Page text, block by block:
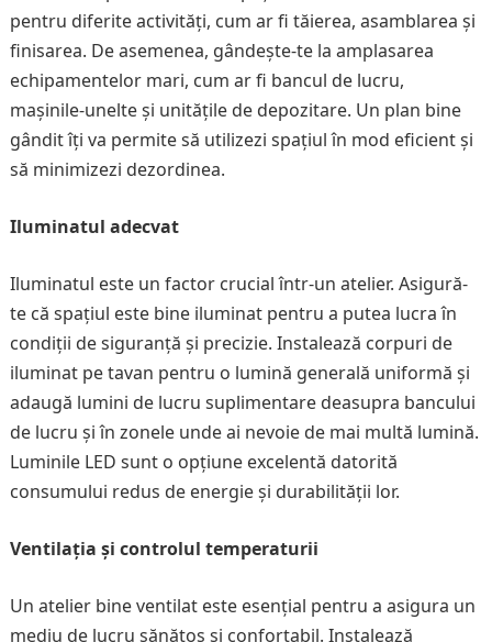
pentru diferite activități, cum ar fi tăierea, asamblarea și
finisarea. De asemenea, gândește-te la amplasarea
echipamentelor mari, cum ar fi bancul de lucru,
mașinile-unelte și unitățile de depozitare. Un plan bine
gândit îți va permite să utilizezi spațiul în mod eficient și
să minimizezi dezordinea.
Iluminatul adecvat
Iluminatul este un factor crucial într-un atelier. Asigură-
te că spațiul este bine iluminat pentru a putea lucra în
condiții de siguranță și precizie. Instalează corpuri de
iluminat pe tavan pentru o lumină generală uniformă și
adaugă lumini de lucru suplimentare deasupra bancului
de lucru și în zonele unde ai nevoie de mai multă lumină.
Luminile LED sunt o opțiune excelentă datorită
consumului redus de energie și durabilității lor.
Ventilația și controlul temperaturii
Un atelier bine ventilat este esențial pentru a asigura un
mediu de lucru sănătos și confortabil. Instalează